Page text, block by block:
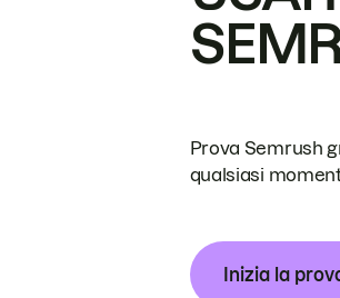
Prova Semrush
qualsiasi
Inizia la